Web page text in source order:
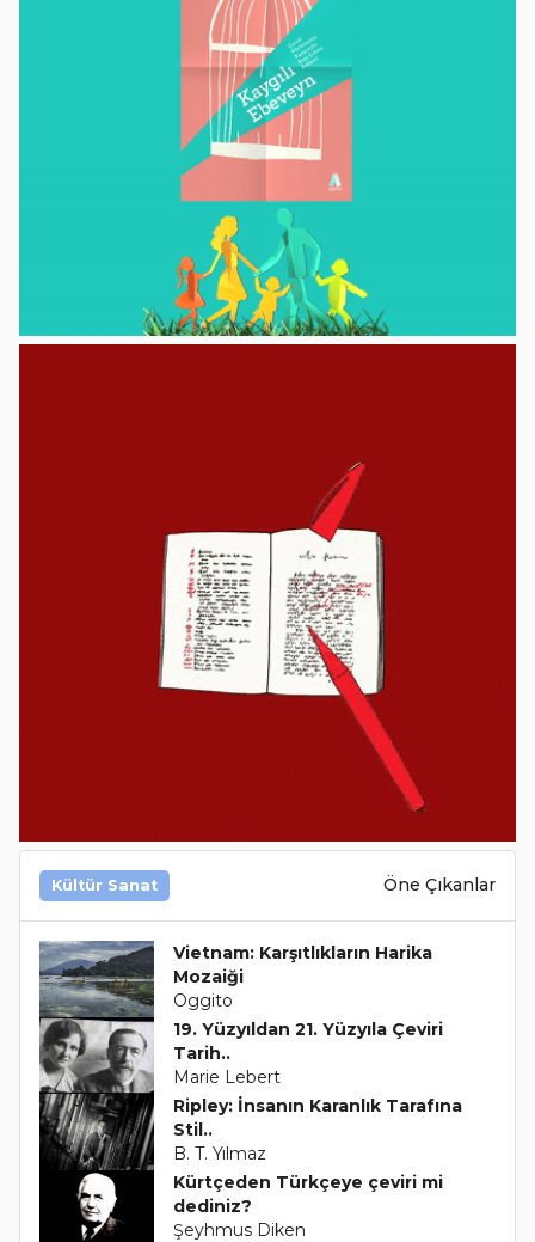
Kültür Sanat Öne Çıkanlar
Vietnam: Karşıtlıkların Harika
Mozaiği
Oggito
19. Yüzyıldan 21. Yüzyıla Çeviri
Tarih..
Marie Lebert
Ripley: İnsanın Karanlık Tarafına
Stil..
B. T. Yılmaz
Kürtçeden Türkçeye çeviri mi
dediniz?
Şeyhmus Diken